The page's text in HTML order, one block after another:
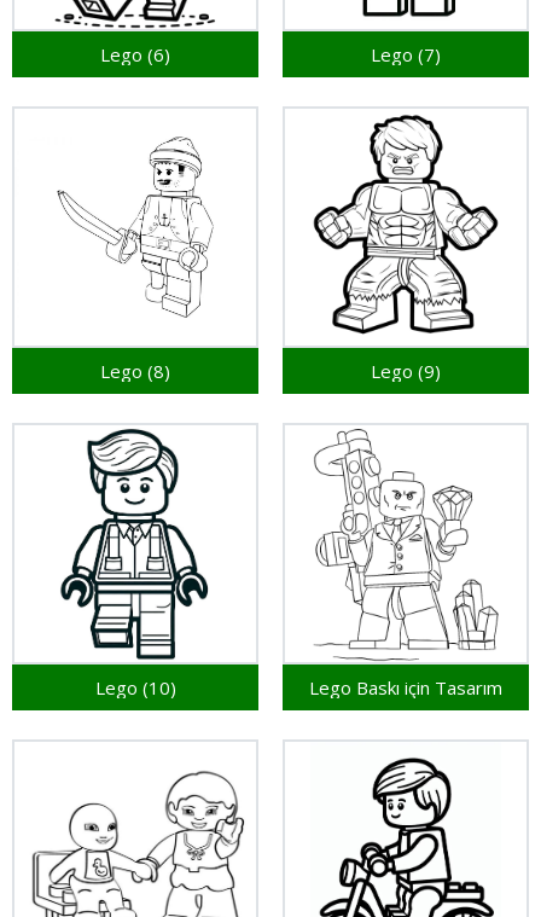
Lego (6) Lego (7)
Lego (8) Lego (9)
Lego (10) Lego Baskı için Tasarım